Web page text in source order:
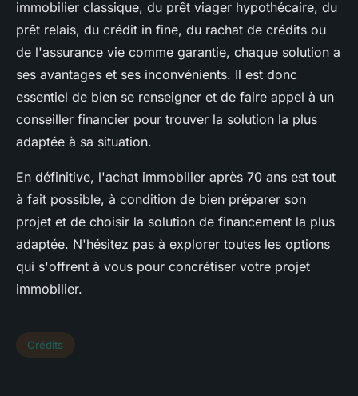
immobilier classique, du prêt viager hypothécaire, du
prêt relais, du crédit in fine, du rachat de crédits ou
de l'assurance vie comme garantie, chaque solution a
ses avantages et ses inconvénients. Il est donc
essentiel de bien se renseigner et de faire appel à un
conseiller financier pour trouver la solution la plus
adaptée à sa situation.
En définitive, l'achat immobilier après 70 ans est tout
à fait possible, à condition de bien préparer son
projet et de choisir la solution de financement la plus
adaptée. N'hésitez pas à explorer toutes les options
qui s'offrent à vous pour concrétiser votre projet
immobilier.
Crédits